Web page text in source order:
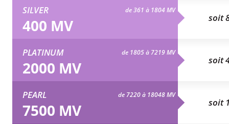
SILVER de 361 à 1804 MV
400 MV soit
PLATINUM de 1805 à 7219 MV
2000 MV soit
PEARL de 7220 à 18048 MV
7500 MV soit